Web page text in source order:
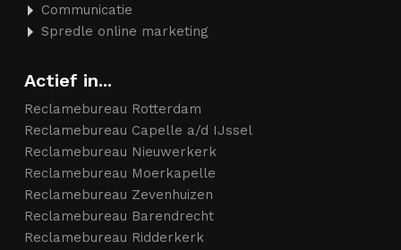
Communicatie
Spredle online marketing
Actief in...
Reclamebureau Rotterdam
Reclamebureau Capelle a/d IJssel
Reclamebureau Nieuwerkerk
Reclamebureau Moerkapelle
Reclamebureau Zevenhuizen
Reclamebureau Barendrecht
Reclamebureau Ridderkerk